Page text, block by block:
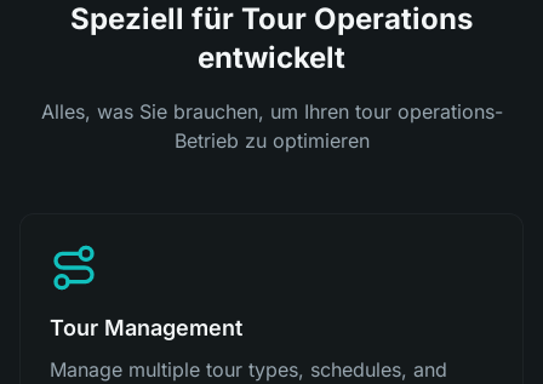
Speziell für Tour Operations
entwickelt
Alles, was Sie brauchen, um Ihren tour operations-
Betrieb zu optimieren
Tour Management
Manage multiple tour types, schedules, and